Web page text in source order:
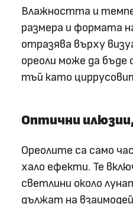
Влажността и
размера и формата
отразява върху
ореоли може да бъде
тъй като
Оптични
Ореолите са само
хало ефекти. Те
светлини около
дължат на